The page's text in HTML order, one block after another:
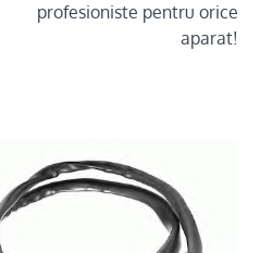
profesioniste pentru orice
aparat!